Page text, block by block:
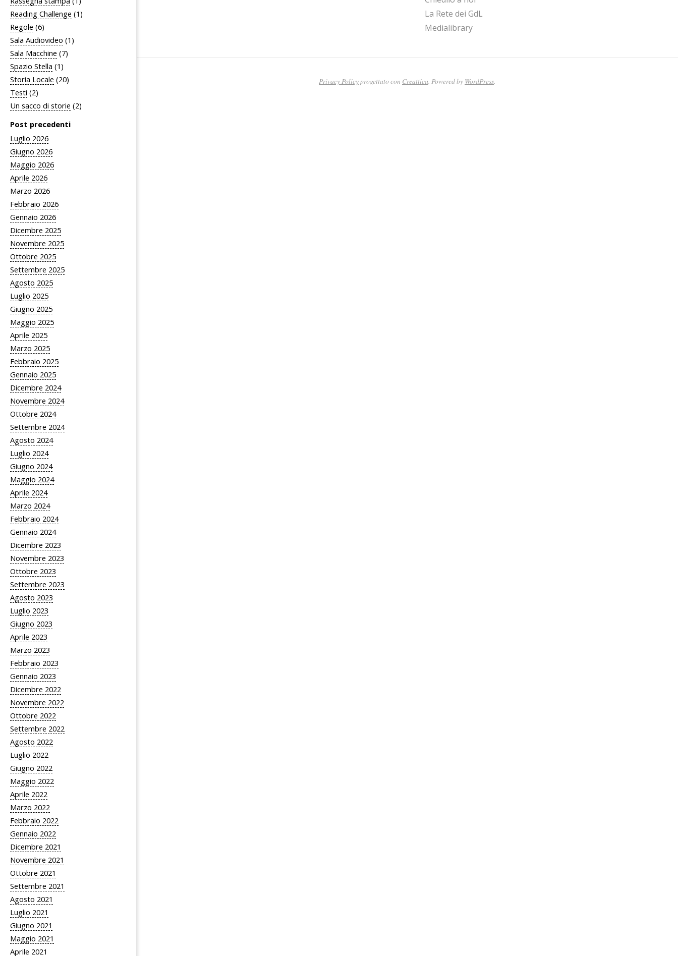
Reading Challenge (1)
Regole (6)
Sala Audiovideo (1)
Sala Macchine (7)
Spazio Stella (1)
Storia Locale (20)
Testi (2)
Un sacco di storie (2)
Post precedenti
Luglio 2026
Giugno 2026
Maggio 2026
Aprile 2026
Marzo 2026
Febbraio 2026
Gennaio 2026
Dicembre 2025
Novembre 2025
Ottobre 2025
Settembre 2025
Agosto 2025
Luglio 2025
Giugno 2025
Maggio 2025
Aprile 2025
Marzo 2025
Febbraio 2025
Gennaio 2025
Dicembre 2024
Novembre 2024
Ottobre 2024
Settembre 2024
Agosto 2024
Luglio 2024
Giugno 2024
Maggio 2024
Aprile 2024
Marzo 2024
Febbraio 2024
Gennaio 2024
Dicembre 2023
Novembre 2023
Ottobre 2023
Settembre 2023
Agosto 2023
Luglio 2023
Giugno 2023
Aprile 2023
Marzo 2023
Febbraio 2023
Gennaio 2023
Dicembre 2022
Novembre 2022
Ottobre 2022
Settembre 2022
Agosto 2022
Luglio 2022
Giugno 2022
Maggio 2022
Aprile 2022
Marzo 2022
Febbraio 2022
Gennaio 2022
Dicembre 2021
Novembre 2021
Ottobre 2021
Settembre 2021
Agosto 2021
Luglio 2021
Giugno 2021
Maggio 2021
Aprile 2021
La Rete dei GdL
Medialibrary
Privacy Policyprogettato con Creattica. Powered by WordPress.